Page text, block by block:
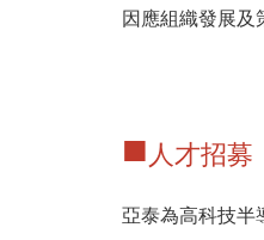
因應組織發展及
■ 人才招募
亞泰為高科技半